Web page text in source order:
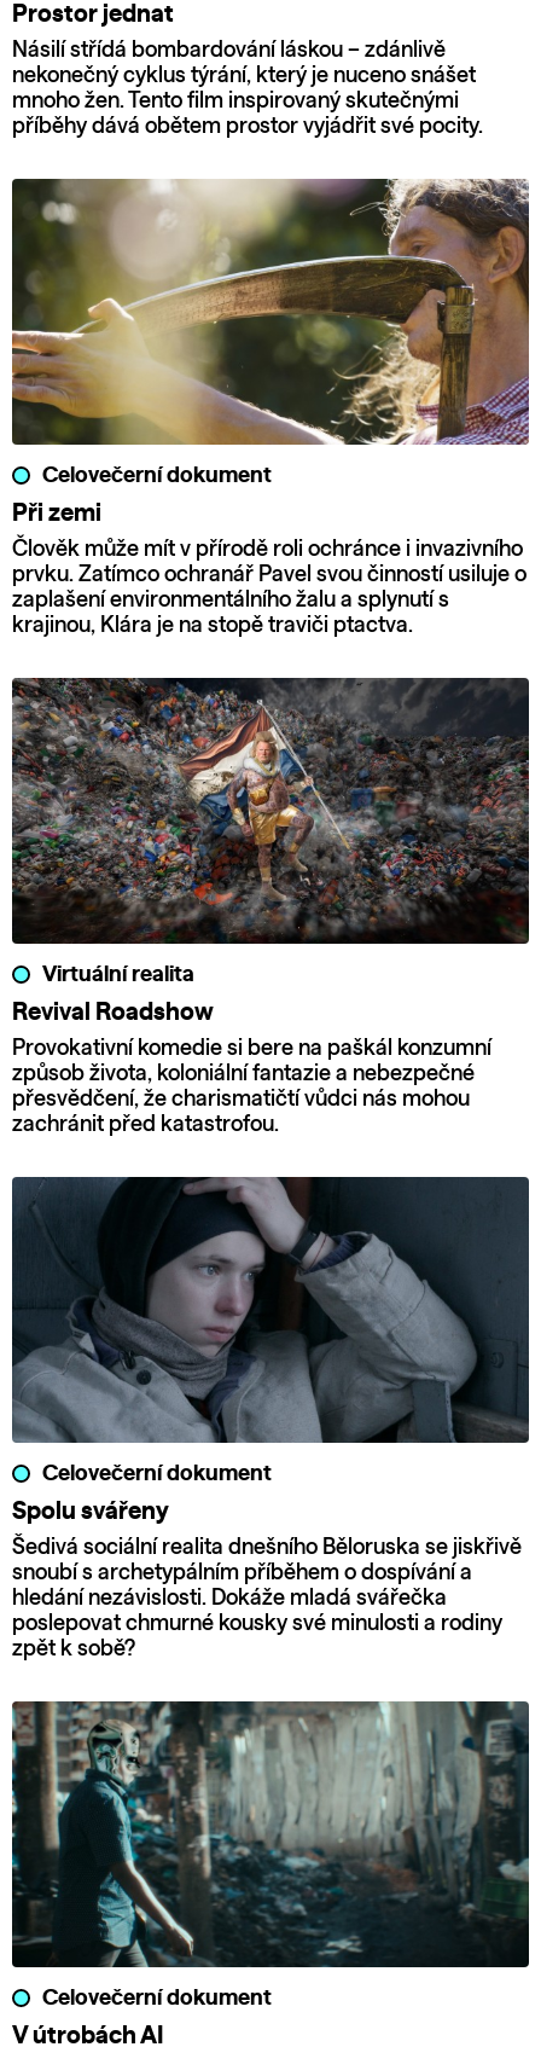
Prostor jednat
Násilí střídá bombardování láskou – zdánlivě
nekonečný cyklus týrání, který je nuceno snášet
mnoho žen. Tento film inspirovaný skutečnými
příběhy dává obětem prostor vyjádřit své pocity.
Celovečerní dokument
Při zemi
Člověk může mít v přírodě roli ochránce i invazivního
prvku. Zatímco ochranář Pavel svou činností usiluje o
zaplašení environmentálního žalu a splynutí s
krajinou, Klára je na stopě traviči ptactva.
Virtuální realita
Revival Roadshow
Provokativní komedie si bere na paškál konzumní
způsob života, koloniální fantazie a nebezpečné
přesvědčení, že charismatičtí vůdci nás mohou
zachránit před katastrofou.
Celovečerní dokument
Spolu svářeny
Šedivá sociální realita dnešního Běloruska se jiskřivě
snoubí s archetypálním příběhem o dospívání a
hledání nezávislosti. Dokáže mladá svářečka
poslepovat chmurné kousky své minulosti a rodiny
zpět k sobě?
Celovečerní dokument
V útrobách AI